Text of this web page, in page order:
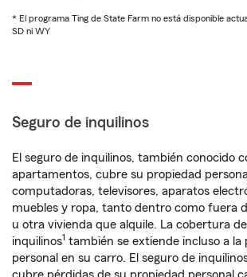
* El programa Ting de State Farm no está disponible
SD ni WY
Seguro de inquilinos
El seguro de inquilinos, también conocido
apartamentos, cubre su propiedad
computadoras, televisores, aparatos
muebles y ropa, tanto dentro como fuera
u otra vivienda que alquile. La cobertura
inquilinos1 también se extiende incluso a la
personal en su carro. El seguro de